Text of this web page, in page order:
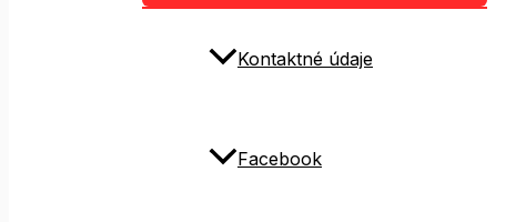
Kontaktné údaje
Facebook